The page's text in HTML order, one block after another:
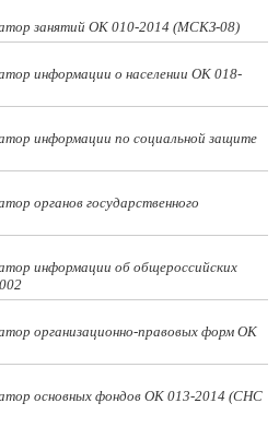
занятий ОК 010-2014 (МСКЗ-08)
информации о населении ОК 018-
информации по социальной защите
органов государственного
информации об общероссийских
организационно-правовых форм ОК
основных фондов ОК 013-2014 (СНС